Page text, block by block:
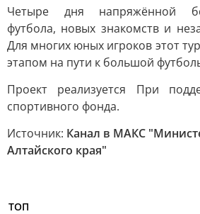
Четыре дня напряжённой
футбола, новых знакомств и
Для многих юных игроков этот
этапом на пути к большой
Проект реализуется При
спортивного фонда.
Источник: Канал в МАКС
Алтайского края"
ТОП